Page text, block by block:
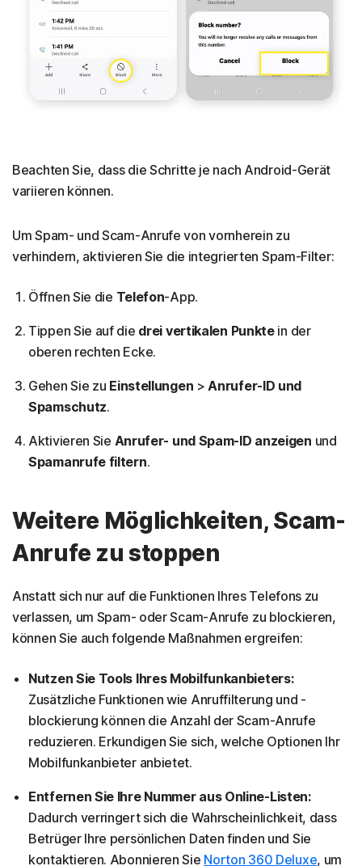
Beachten Sie, dass die Schritte je nach Android-Gerät
variieren können.
Um Spam- und Scam-Anrufe von vornherein zu
verhindern, aktivieren Sie die integrierten Spam-Filter:
Öffnen Sie die Telefon-App.
Tippen Sie auf die drei vertikalen Punktein der
oberen rechten Ecke.
Gehen Sie zu Einstellungen >Anrufer-ID und
Spamschutz.
Aktivieren Sie Anrufer- und Spam-ID anzeigen und
Spamanrufe filtern.
Weitere Möglichkeiten, Scam-
Anrufe zu stoppen
Anstatt sich nur auf die Funktionen Ihres Telefons zu
verlassen, um Spam- oder Scam-Anrufe zu blockieren,
können Sie auch folgende Maßnahmen ergreifen:
Nutzen Sie Tools Ihres Mobilfunkanbieters:
Zusätzliche Funktionen wie Anruffilterung und -
blockierung können die Anzahl der Scam-Anrufe
reduzieren. Erkundigen Sie sich, welche Optionen Ihr
Mobilfunkanbieter anbietet.
Entfernen Sie Ihre Nummer aus Online-Listen:
Dadurch verringert sich die Wahrscheinlichkeit, dass
Betrüger Ihre persönlichen Daten finden und Sie
kontaktieren. Abonnieren Sie Norton 360 Deluxe, um